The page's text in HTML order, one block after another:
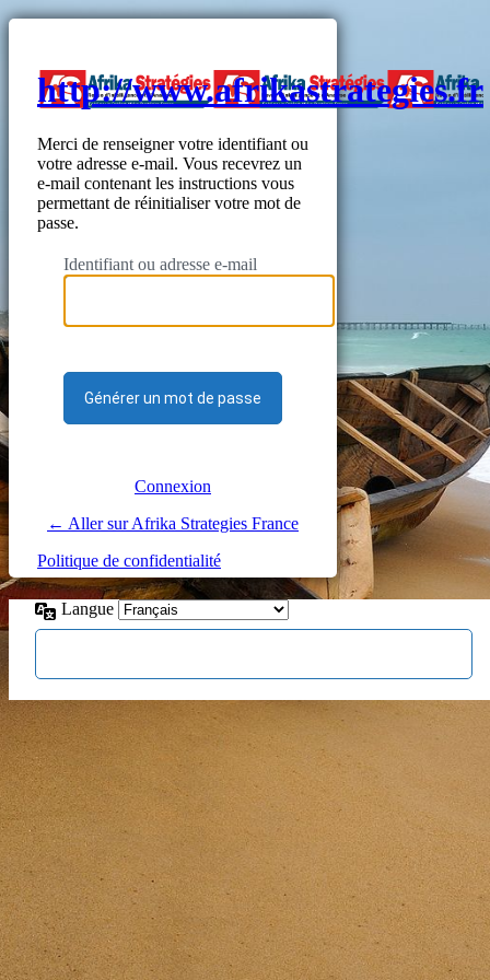
http://www.afrikastrategies.fr
Merci de renseigner votre identifiant ou
votre adresse e-mail. Vous recevrez un
e-mail contenant les instructions vous
permettant de réinitialiser votre mot de
passe.
Identifiant ou adresse e-mail
Connexion
← Aller sur Afrika Strategies France
Politique de confidentialité
Langue